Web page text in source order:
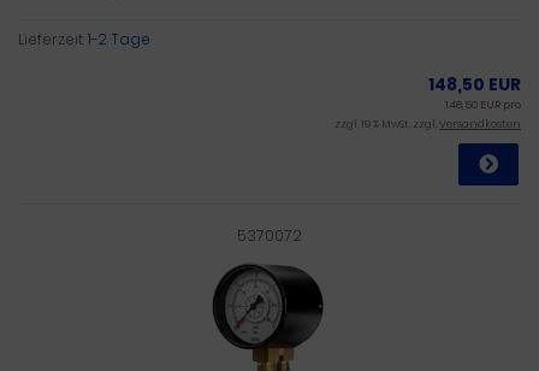
Lieferzeit:1-2 Tage
148,50 EUR
148,50 EUR pro
zzgl. 19 % MwSt. zzgl.Versandkosten
5370072